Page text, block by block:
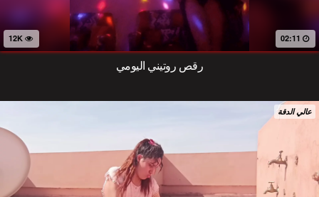
رقص روتيني اليومي
عالي الدقة